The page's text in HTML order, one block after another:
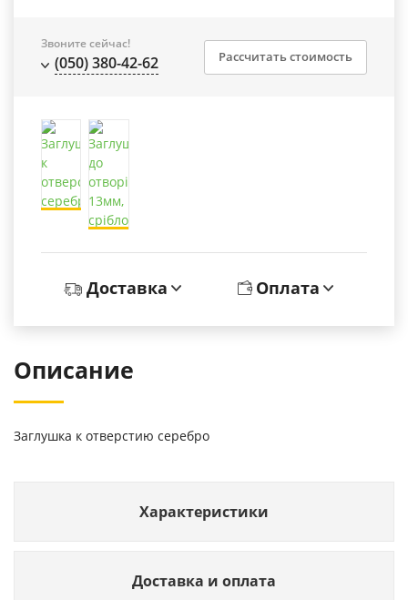
Звоните сейчас!
(050) 380-42-62 Рассчитать стоимость
Доставка Оплата
Описание
Заглушка к отверстию серебро
Характеристики
Доставка и оплата